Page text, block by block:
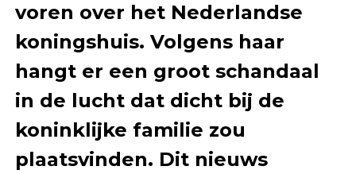
voren over het Nederlandse
koningshuis. Volgens haar
hangt er een groot schandaal
in de lucht dat dicht bij de
koninklijke familie zou
plaatsvinden. Dit nieuws